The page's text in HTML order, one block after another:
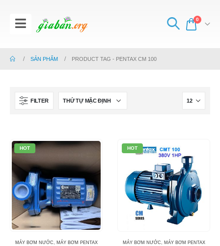
0
SẢN PHẨM PRODUCT TAG - PENTAX CM 100
FILTER
HOT
MÁY BƠM NƯỚC MÁY BƠM PENTAX
HOT
MÁY BƠM NƯỚC MÁY BƠM PENTAX